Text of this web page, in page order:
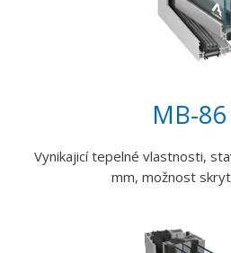
MB-86
Vynikajicí tepelné vlastnosti,
mm, možnost